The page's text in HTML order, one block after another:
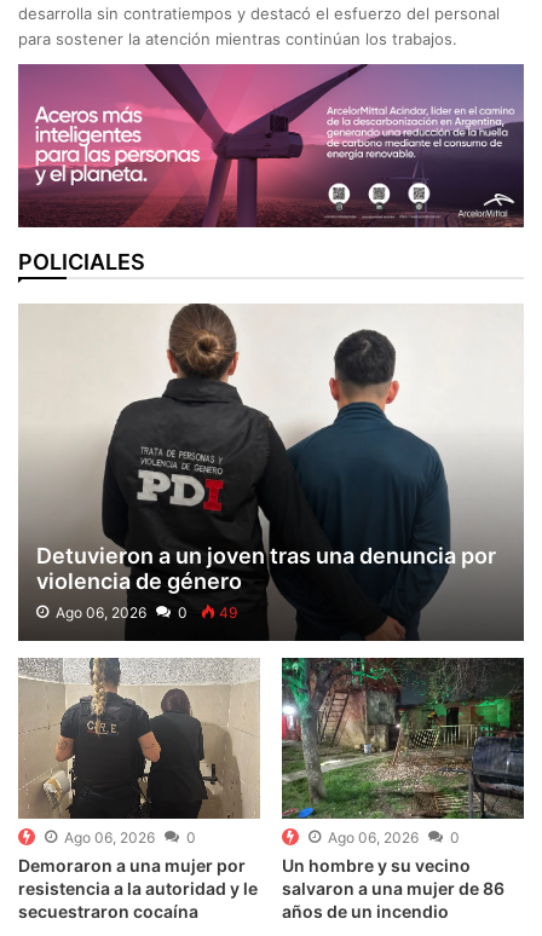
desarrolla sin contratiempos y destacó el esfuerzo del personal
para sostener la atención mientras continúan los trabajos.
POLICIALES
Detuvieron a un joven tras una denuncia por
violencia de género
Ago 06, 2026 0 49
Ago 06, 2026 0
Demoraron a una mujer por
resistencia a la autoridad y le
secuestraron cocaína
Ago 06, 2026 0
Un hombre y su vecino
salvaron a una mujer de 86
años de un incendio